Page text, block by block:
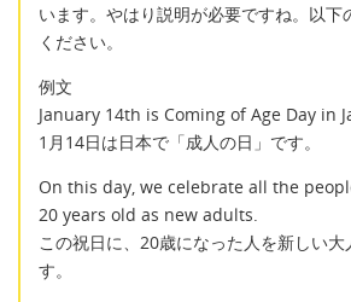
います。やはり説明が必要ですね。以下
ください。
例文
January 14th is Coming of Age Day in
1月14日は日本で「成人の日」です。
On this day, we celebrate all the
20 years old as new adults.
この祝日に、20歳になった人を新しい大
す。